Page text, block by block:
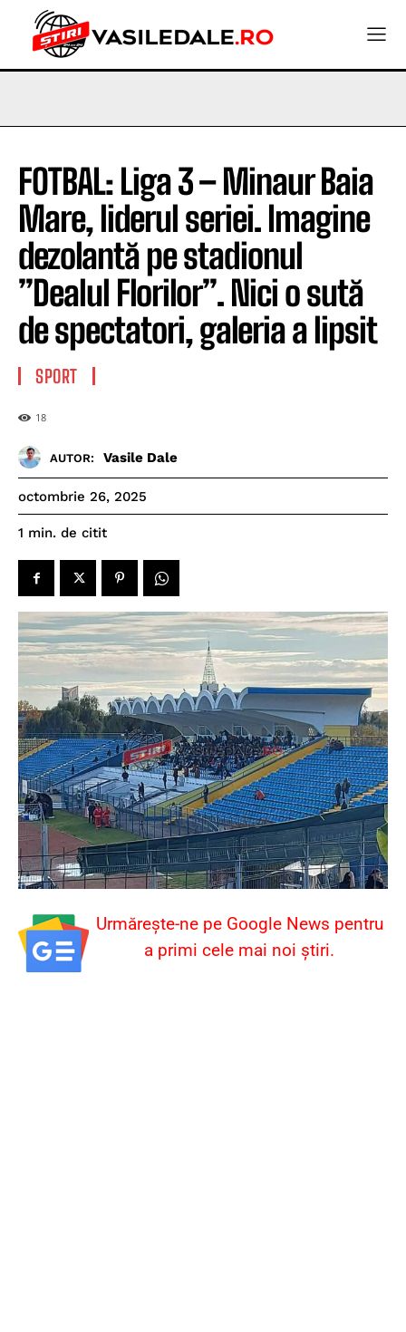
FOTBAL: Liga 3 – Minaur Baia
Mare, liderul seriei. Imagine
dezolantă pe stadionul
”Dealul Florilor”. Nici o sută
de spectatori, galeria a lipsit
SPORT
18
AUTOR: Vasile Dale
octombrie 26, 2025
1 min. de citit
Urmărește-ne pe Google News pentru
a primi cele mai noi știri.